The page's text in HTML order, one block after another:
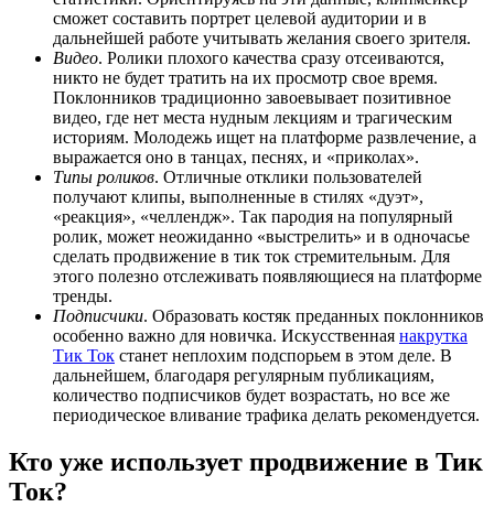
сможет составить портрет целевой аудитории и в
дальнейшей работе учитывать желания своего зрителя.
Видео. Ролики плохого качества сразу отсеиваются,
никто не будет тратить на их просмотр свое время.
Поклонников традиционно завоевывает позитивное
видео, где нет места нудным лекциям и трагическим
историям. Молодежь ищет на платформе развлечение, а
выражается оно в танцах, песнях, и «приколах».
Типы роликов. Отличные отклики пользователей
получают клипы, выполненные в стилях «дуэт»,
«реакция», «челлендж». Так пародия на популярный
ролик, может неожиданно «выстрелить» и в одночасье
сделать продвижение в тик ток стремительным. Для
этого полезно отслеживать появляющиеся на платформе
тренды.
Подписчики. Образовать костяк преданных поклонников
особенно важно для новичка. Искусственная накрутка
Тик Ток станет неплохим подспорьем в этом деле. В
дальнейшем, благодаря регулярным публикациям,
количество подписчиков будет возрастать, но все же
периодическое вливание трафика делать рекомендуется.
Кто уже использует продвижение в Тик
Ток?